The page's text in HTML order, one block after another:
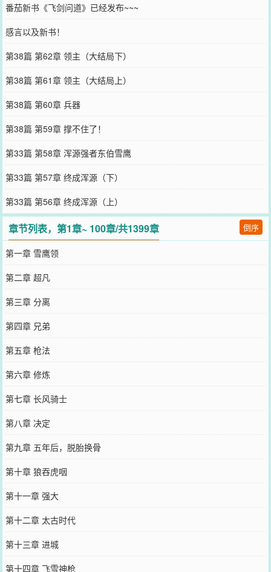
番茄新书《飞剑问道》已经发布~~~
感言以及新书！
第38篇 第62章 领主（大结局下）
第38篇 第61章 领主（大结局上）
第38篇 第60章 兵器
第38篇 第59章 撑不住了！
第33篇 第58章 浑源强者东伯雪鹰
第33篇 第57章 终成浑源（下）
第33篇 第56章 终成浑源（上）
章节列表，第1章~ 100章/共1399章 倒序
第一章 雪鹰领
第二章 超凡
第三章 分离
第四章 兄弟
第五章 枪法
第六章 修炼
第七章 长风骑士
第八章 决定
第九章 五年后，脱胎换骨
第十章 狼吞虎咽
第十一章 强大
第十二章 太古时代
第十三章 进城
第十四章 飞雪神枪